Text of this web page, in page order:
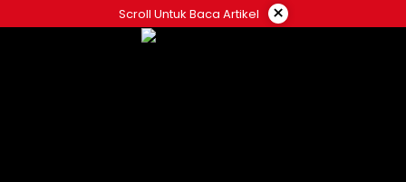
ke
Scroll Untuk Baca Artikel ×